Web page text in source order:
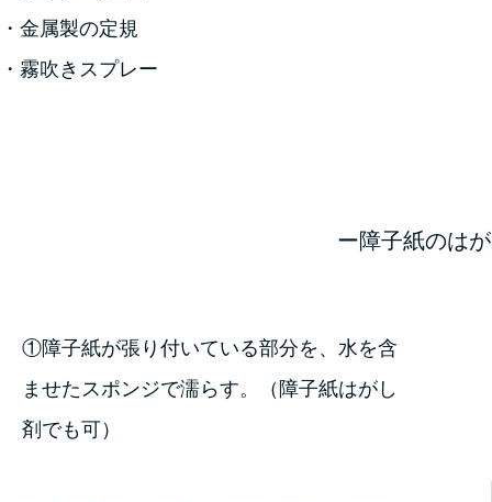
・金属製の定規
・霧吹きスプレー
ー障子紙のは
①障子紙が張り付いている部分を、水を含
ませたスポンジで濡らす。（障子紙はがし
剤でも可）